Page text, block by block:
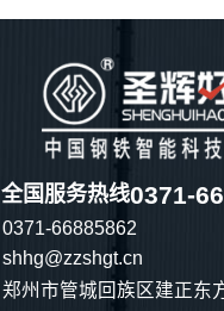
全国服务热线0371-
0371-66885862
shhg@zzshgt.cn
郑州市管城回族区建正东